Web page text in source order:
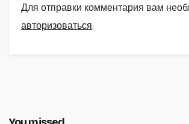
Для отправки комментария вам
авторизоваться.